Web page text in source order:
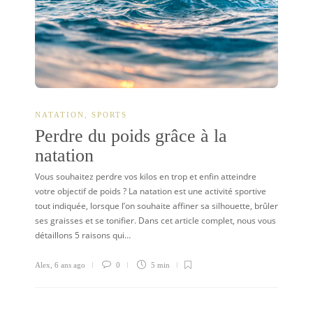
NATATION SPORTS
Perdre du poids grâce à la
natation
Vous souhaitez perdre vos kilos en trop et enfin atteindre
votre objectif de poids ? La natation est une activité sportive
tout indiquée, lorsque l’on souhaite affiner sa silhouette, brûler
ses graisses et se tonifier. Dans cet article complet, nous vous
détaillons 5 raisons qui…
Alex 6 ans ago 0 5 min